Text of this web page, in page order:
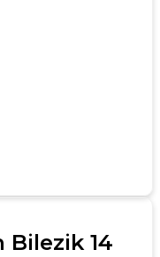
Bilezik 14